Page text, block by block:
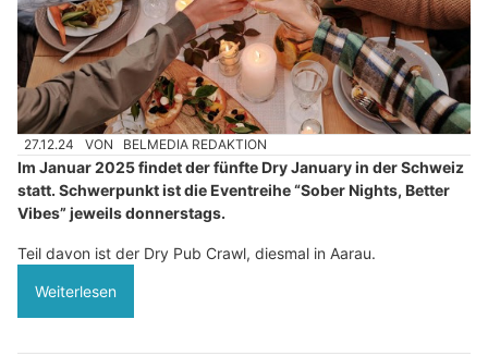
27.12.24 VON BELMEDIA REDAKTION
Im Januar 2025 findet der fünfte Dry January in der Schweiz
statt. Schwerpunkt ist die Eventreihe “Sober Nights, Better
Vibes” jeweils donnerstags.
Teil davon ist der Dry Pub Crawl, diesmal in Aarau.
Weiterlesen